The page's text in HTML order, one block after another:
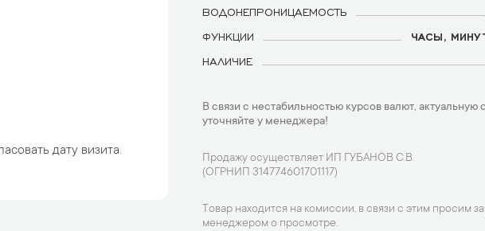
дату визита.
ВОДОНЕПРОНИЦАЕМОСТЬ
ФУНКЦИИ
ЧАСЫ,
НАЛИЧИЕ
В связи с нестабильностью курсов валют, актуальную
уточняйте у менеджера!
Продажу осуществляет ИП ГУБАНОВ С.В.
(ОГРНИП 314774601701117)
Товар находится на комиссии, в связи с этим просим
менеджером о просмотре.